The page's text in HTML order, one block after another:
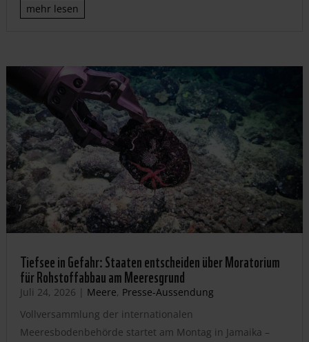
mehr lesen
Tiefsee in Gefahr: Staaten entscheiden über Moratorium
für Rohstoffabbau am Meeresgrund
Juli 24, 2026 | Meere, Presse-Aussendung
Vollversammlung der internationalen
Meeresbodenbehörde startet am Montag in Jamaika –